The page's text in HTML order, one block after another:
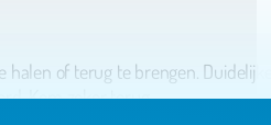
Kom zeker terug.